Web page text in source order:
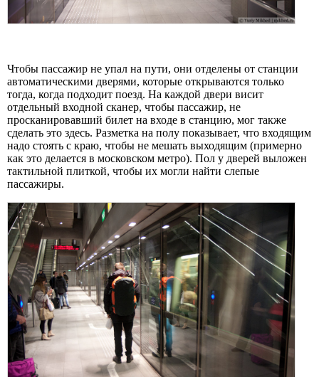
Чтобы пассажир не упал на пути, они отделены от станции
автоматическими дверями, которые открываются только
тогда, когда подходит поезд. На каждой двери висит
отдельный входной сканер, чтобы пассажир, не
просканировавший билет на входе в станцию, мог также
сделать это здесь. Разметка на полу показывает, что входящим
надо стоять с краю, чтобы не мешать выходящим (примерно
как это делается в московском метро). Пол у дверей выложен
тактильной плиткой, чтобы их могли найти слепые
пассажиры.